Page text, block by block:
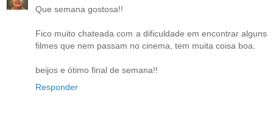
Que semana gostosa!!
Fico muito chateada com a dificuldade em encontrar alguns
filmes que nem passam no cinema, tem muita coisa boa.
beijos e ótimo final de semana!!
Responder